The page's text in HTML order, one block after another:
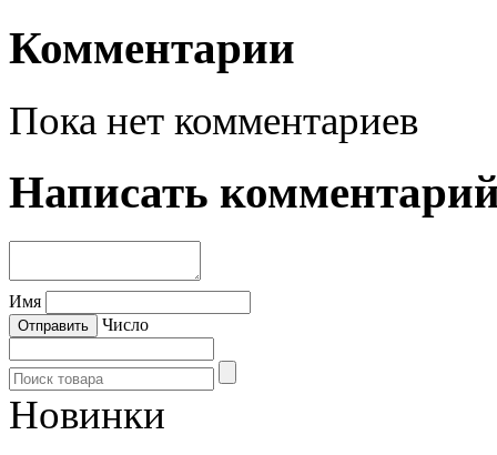
Комментарии
Пока нет комментариев
Написать
Имя
Число
Новинки